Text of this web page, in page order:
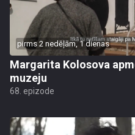
pirms 2 nedēļām, 1 dienas
Margarita Kolosova
muzeju
68. epizode